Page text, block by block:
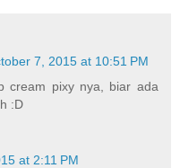
7, 2015 at 10:51 PM
cream pixy nya, biar ada
:D
at 2:11 PM